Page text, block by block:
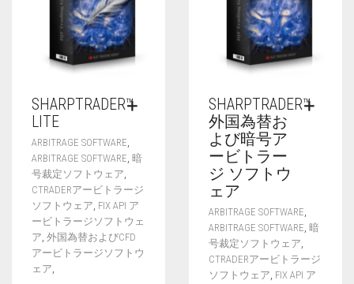
SHARPTRADER™
LITE
ARBITRAGE SOFTWARE
ARBITRAGE SOFTWARE 暗
号裁定ソフトウェア
CTRADERアービトラージ
ソフトウェア FIX API ア
ービトラージソフトウェ
ア 外国為替およびCFD
アービトラージソフトウ
ェア
SHARPTRADER™
外国為替お
よび暗号ア
ービトラー
ジ ソフトウ
ェア
ARBITRAGE SOFTWARE
ARBITRAGE SOFTWARE 暗
号裁定ソフトウェア
CTRADERアービトラージ
ソフトウェア FIX API ア